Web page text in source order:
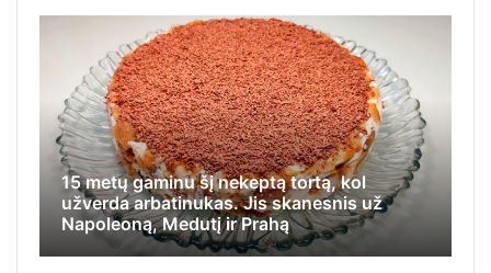
15 metų gaminu šį nekeptą tortą, kol
užverda arbatinukas. Jis skanesnis už
Napoleoną, Medutį ir Prahą